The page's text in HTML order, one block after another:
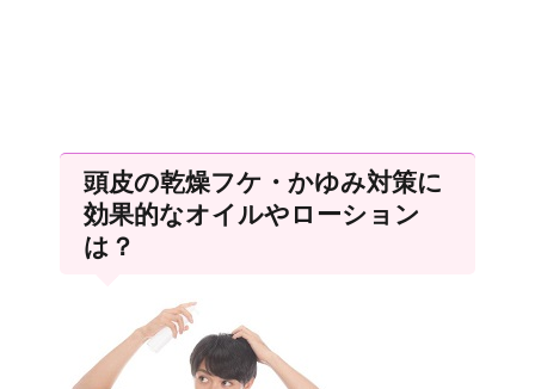
頭皮の乾燥フケ・かゆみ対策に
効果的なオイルやローション
は？